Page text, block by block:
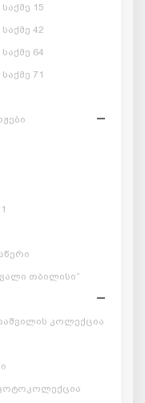
15
42
64
71
თბილისი“
კოლექცია